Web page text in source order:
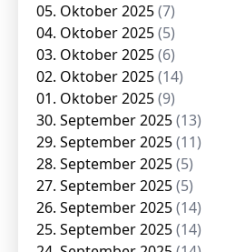
05. Oktober 2025(7)
04. Oktober 2025(5)
03. Oktober 2025(6)
02. Oktober 2025(14)
01. Oktober 2025(9)
30. September 2025(13)
29. September 2025(11)
28. September 2025(5)
27. September 2025(5)
26. September 2025(14)
25. September 2025(14)